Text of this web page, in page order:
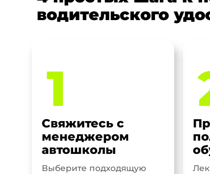
водительского
1
Свяжитесь с
менеджером
автошколы
Выберите подходящую